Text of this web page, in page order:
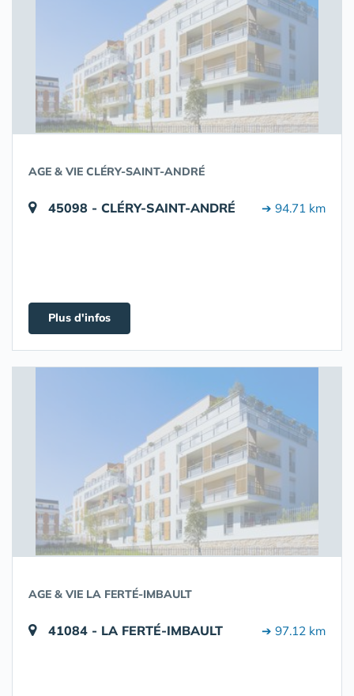
AGE & VIE CLÉRY-SAINT-ANDRÉ
45098 - CLÉRY-SAINT-ANDRÉ ➔ 94.71 km
Plus d'infos
AGE & VIE LA FERTÉ-IMBAULT
41084 - LA FERTÉ-IMBAULT ➔ 97.12 km